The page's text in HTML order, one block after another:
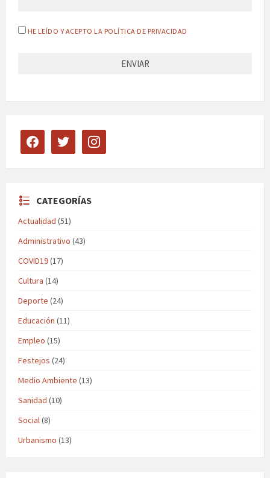
HE LEÍDO Y ACEPTO LA POLÍTICA DE PRIVACIDAD
facebook twitter instagram
CATEGORÍAS
Actualidad (51)
Administrativo (43)
COVID19(17)
Cultura (14)
Deporte (24)
Educación (11)
Empleo (15)
Festejos (24)
Medio Ambiente (13)
Sanidad (10)
Social(8)
Urbanismo (13)